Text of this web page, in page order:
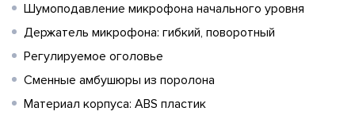
Шумоподавление микрофона начального уровня
Держатель микрофона: гибкий, поворотный
Регулируемое оголовье
Сменные амбушюры из поролона
Материал корпуса: ABS пластик